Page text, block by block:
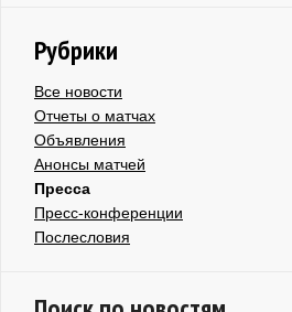
Рубрики
Все новости
Отчеты о матчах
Объявления
Анонсы матчей
Пресса
Пресс-конференции
Послесловия